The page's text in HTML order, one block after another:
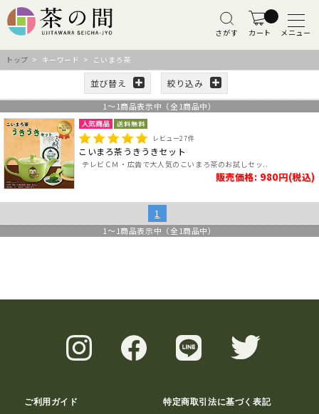
さがす カート メニュー
トップ > キーワード > こいまろ茶
並び替え 絞り込み
1 ～ 1商品表示中（全 1商品中）
レビュー27件
こいまろ茶うきうきセット
テレビＣＭ・広告で大人気のこいまろ茶のお試しセッ..
販売価格: 980円(税込)
1
1 ～ 1商品表示中（全 1商品中）
ご利用ガイド 特定商取引法に基づく表記